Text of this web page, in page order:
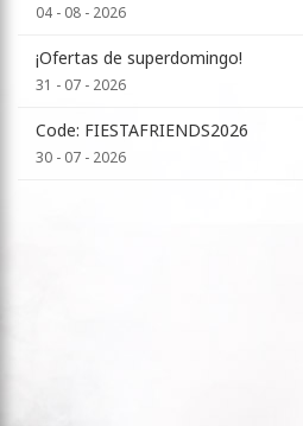
04 - 08 - 2026
¡Ofertas de superdomingo!
31 - 07 - 2026
Code: FIESTAFRIENDS2026
30 - 07 - 2026